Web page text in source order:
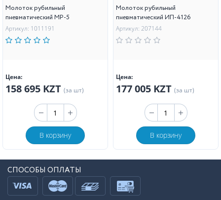
Молоток рубильный
пневматический МР-5
Артикул: 1011191
Цена:
158 695 KZT (за шт)
В корзину
Молоток рубильный
пневматический ИП-4126
Артикул: 207144
Цена:
177 005 KZT (за шт)
В корзину
СПОСОБЫ ОПЛАТЫ